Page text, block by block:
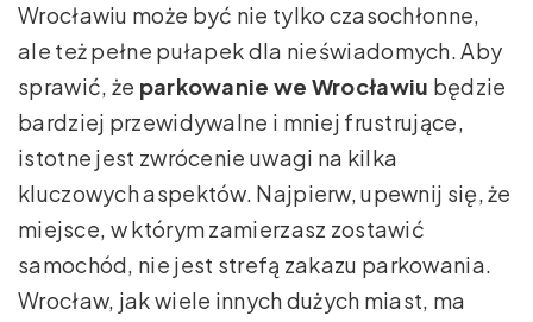
Wrocławiu może być nie tylko czasochłonne,
ale też pełne pułapek dla nieświadomych. Aby
sprawić, że parkowanie we Wrocławiu będzie
bardziej przewidywalne i mniej frustrujące,
istotne jest zwrócenie uwagi na kilka
kluczowych aspektów. Najpierw, upewnij się, że
miejsce, w którym zamierzasz zostawić
samochód, nie jest strefą zakazu parkowania.
Wrocław, jak wiele innych dużych miast, ma